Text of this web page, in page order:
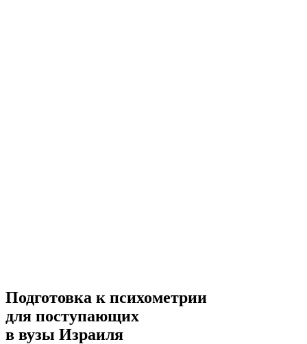
Подготовка к психометрии
для поступающих
в вузы Израиля